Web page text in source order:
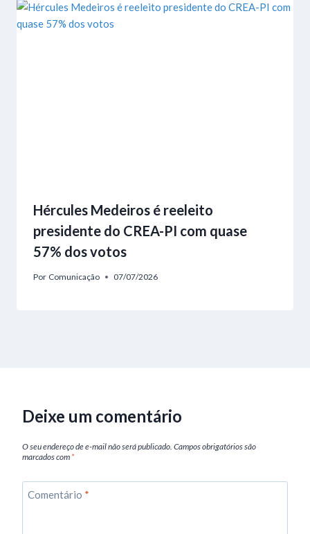
Hércules Medeiros é reeleito
presidente do CREA-PI com quase
57% dos votos
Por Comunicação 07/07/2026
Deixe um comentário
O seu endereço de e-mail não será publicado. Campos obrigatórios são
marcados com *
Comentário *